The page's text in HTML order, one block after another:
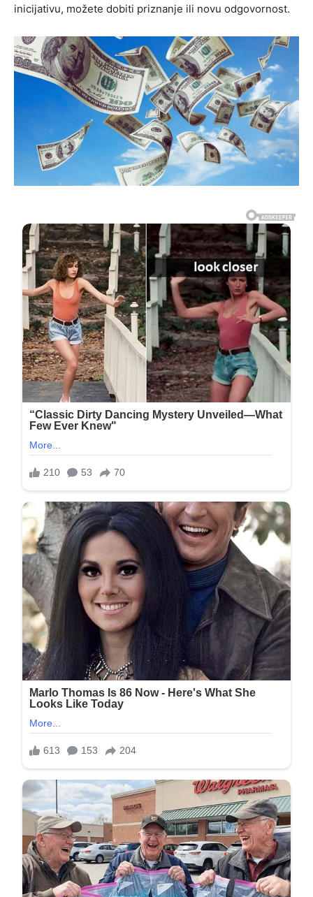
inicijativu, možete dobiti priznanje ili novu odgovornost.